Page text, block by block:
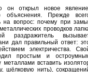
он открыл новое
объяснения. Прежде
на вопрос: почему при
проводков
раздражитель
дал правильный ответ:
электриче­ства.
про­стым и
вставить
шёлковую нить),